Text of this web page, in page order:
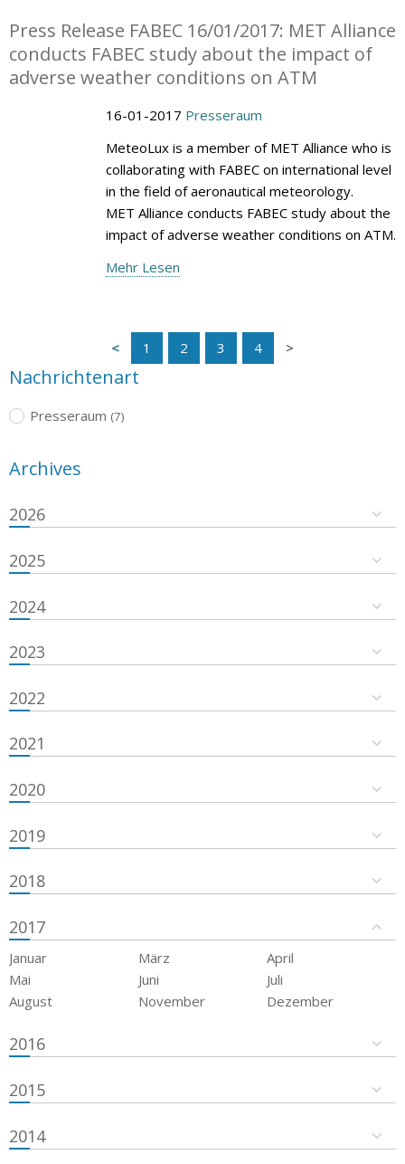
Press Release FABEC 16/01/2017: MET Alliance
conducts FABEC study about the impact of
adverse weather conditions on ATM
16-01-2017 Presseraum
MeteoLux is a member of MET Alliance who is
collaborating with FABEC on international level
in the field of aeronautical meteorology.
MET Alliance conducts FABEC study about the
impact of adverse weather conditions on ATM.
Mehr Lesen
1 2 3 4
Nachrichtenart
Presseraum (7)
Archives
2026
2025
2024
2023
2022
2021
2020
2019
2018
2017
Januar März
April
Mai
Juni
Juli
August
November Dezember
2016
2015
2014